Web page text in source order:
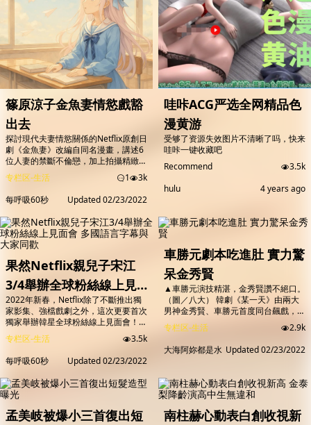
篠原涼子金魚妻情慾戲豁
出去
探討現代夫妻情慾關係的Netflix原創日
劇《金魚妻》改編自同名漫畫，講述6
位人妻的禁斷不倫戀，加上拍攝精緻、
充滿戲劇張力，一推出便引起網友熱烈
討論，亦搶占日本、香港Netflix平台收
視榜第一、台灣榜上第二。 該劇以
「金魚妻」、「外包妻」、「便當
妻」、「陪跑妻」、「頭痛妻」和「改
裝妻」6位圍繞在豪華公寓生活的人妻
出軌事件，其中又以48歲女星篠原涼
子的金魚妻貫穿主線，談論人妻遭婚姻
禁錮，最...
专栏区-生活 1
3k
每呼吸60秒
Updated02/23/2022
哇咔ACG严选全网精品色
漫黄游
受够了资源失效图片不清晰了吗，快来
哇咔一键收藏吧
Recommend
3.5k
hulu
4 years ago
果然Netflix親兒子宋江
3/4舉辦全球粉絲線上見
面會 多國語言字幕與大家
同歡
2022年新春，Netflix除了不斷推出獨
家影集、強檔戲劇之外，這次更要首次
獨家舉辦韓星全球粉絲線上見面會！被
韓媒譽為是「Netflix兒子」、且在《喜
歡的話請響鈴》與《Sweet Home》中
都圈粉無數的男星宋江，將於3/4(五)
台灣時間晚上七點，在旗下YOUTUBE
頻道THE SWOON進行直播，觀眾不需
購買門票，直播同時還會提供繁體中文
等多種語言字幕，讓全球粉絲零時差同
歡，一窺宋江的...
专栏区-生活
3.5k
每呼吸60秒
Updated02/23/2022
車勝元劇本吃進肚 實力驚
呆金秀賢
▲車勝元演技精湛，金秀賢讚不絕口。
（圖／八大） 韓劇《某一天》由兩大
男神金秀賢、車勝元首度同台飆戲，金
秀賢對前輩車勝元演技讚不絕口，「他
像是把劇本都吃進肚子裡消化吸收，表
演非常自然。」但車勝元對於導演使用
長鏡頭拍攝手法，透露些許哀怨：「吃
啊」。 ▲《某一天》首集中，金秀賢
一夜間成了殺人凶手。（圖／八大）
《某一天》中，替金秀賢擔任辯護律師
的車勝元，談到他...
专栏区-生活
2.9k
大海阿妳都是水 Updated02/23/2022
孟美岐被爆小三首復出短
南柱赫心動表白創收視新